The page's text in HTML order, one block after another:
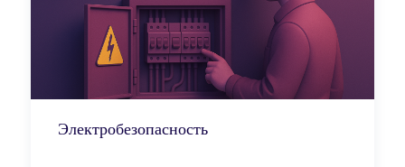
Электробезопасность